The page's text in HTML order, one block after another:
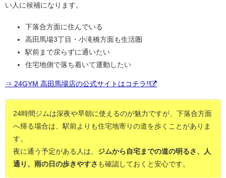
い人に候補になります。
下落合方面に住んでいる
高田馬場3丁目・小滝橋方面も生活圏
駅前まで戻らずに通いたい
住宅地側で落ち着いて運動したい
⇒ 24GYM 高田馬場店の公式サイトはコチラ!!
24時間ジムは深夜や早朝に使えるのが魅力ですが、下落合方面
へ帰る場合は、駅前よりも住宅地寄りの道を歩くことがありま
す。
夜に通う予定がある人は、 ジムから自宅までの道の明るさ、人
通り、雨の日の歩きやすさ も確認しておくと安心です。